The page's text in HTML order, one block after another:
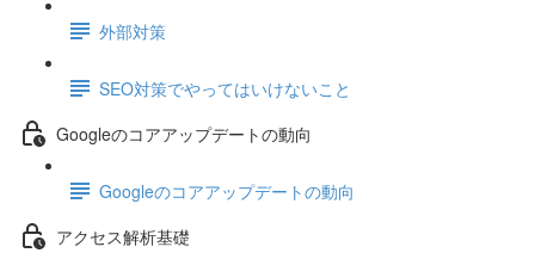
外部対策
SEO対策でやってはいけないこと
Googleのコアアップデートの動向
Googleのコアアップデートの動向
アクセス解析基礎